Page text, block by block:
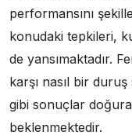
performansını
konudaki tepkileri,
de yansımaktadır.
karşı nasıl bir
gibi sonuçlar
beklenmektedir.